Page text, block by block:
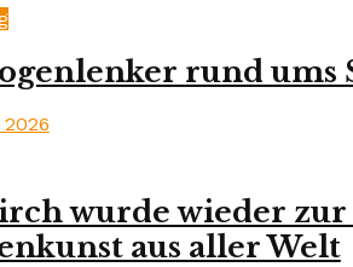
rund ums
wurde wieder
aus aller Welt